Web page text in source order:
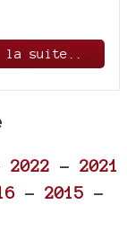
la suite..
2022 - 2021
- 2015 -